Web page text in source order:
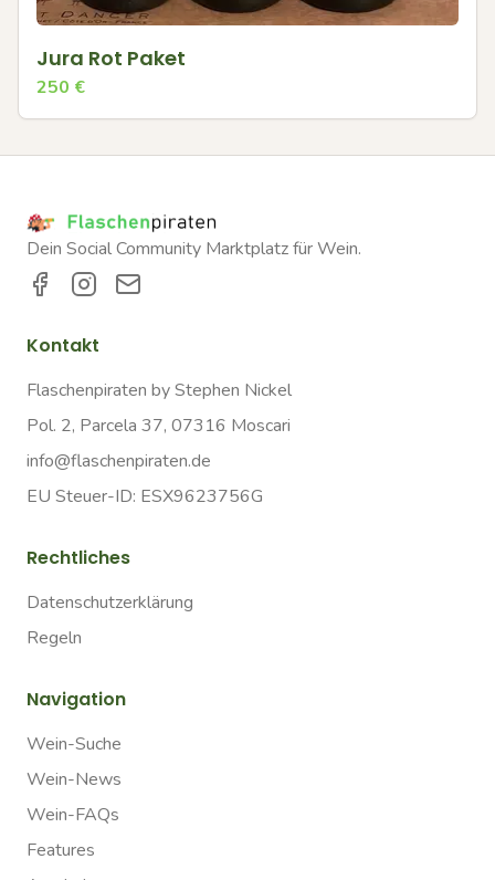
Jura Rot Paket
250 €
Dein Social Community Marktplatz für Wein.
Kontakt
Flaschenpiraten by Stephen Nickel
Pol. 2, Parcela 37, 07316 Moscari
info@flaschenpiraten.de
EU Steuer-ID: ESX9623756G
Rechtliches
Datenschutzerklärung
Regeln
Navigation
Wein-Suche
Wein-News
Wein-FAQs
Features